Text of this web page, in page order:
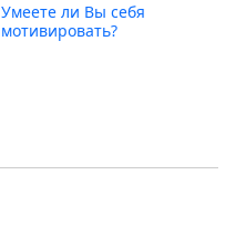
Умеете ли Вы себя
мотивировать?